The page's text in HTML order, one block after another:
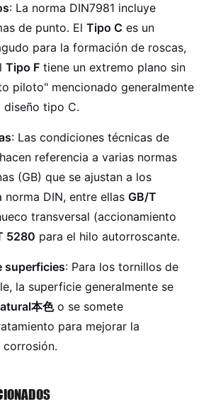
: La norma DIN7981 incluye
de punto. ElTipo C es un
para la formación de roscas,
Tipo F tiene un extremo plano sin
piloto" mencionado generalmente
diseño tipo C.
: Las condiciones técnicas de
referencia a varias normas
(GB) que se ajustan a los
norma DIN, entre ellasGB/T
transversal (accionamiento
5280 para el hilo autorroscante.
superficies: Para los tornillos de
la superficie generalmente se
本色o se somete
para mejorar la
corrosión.